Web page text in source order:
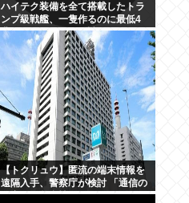
ハイテク装備を全て搭載したトラ
ンプ級戦艦、一隻作るのに最低4
兆円かかりいきなり詰む
【トクリュウ】匿流の端末情報を
遠隔入手、警察庁が検討 「通信の
秘密」と整合性は